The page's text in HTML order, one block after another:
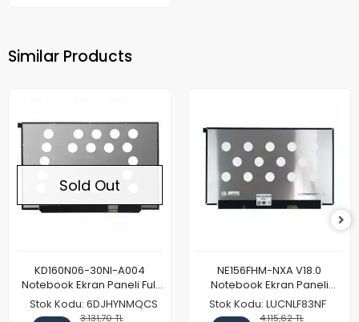
Similar Products
Sold Out
KD160N06-30NI-A004
Notebook Ekran Paneli Full
HD
Stok Kodu: 6DJHYNMQCS
3.131,70 TL
NE156FHM-NXA V18.0
Notebook Ekran Paneli
144Hz
Stok Kodu: LUCNLF83NF
4.115,62 TL